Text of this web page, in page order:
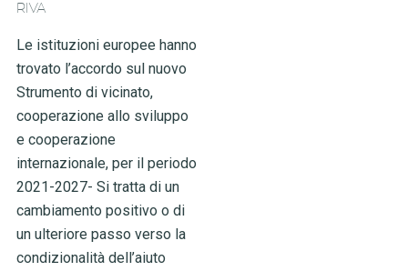
RIVA
Le istituzioni europee hanno
trovato l’accordo sul nuovo
Strumento di vicinato,
cooperazione allo sviluppo
e cooperazione
internazionale, per il periodo
2021-2027- Si tratta di un
cambiamento positivo o di
un ulteriore passo verso la
condizionalità dell’aiuto